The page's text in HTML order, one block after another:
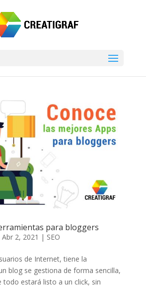
para bloggers
Abr 2, 2021 | SEO
de Internet, tiene la
blog se gestiona de forma sencilla,
todo estará listo a un click, sin